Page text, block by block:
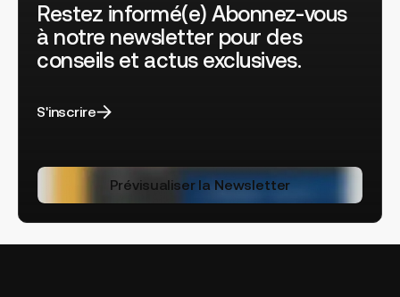
Restez informé(e) Abonnez-vous
à notre newsletter pour des
conseils et actus exclusives.
S'inscrire
Prévisualiser la Newsletter